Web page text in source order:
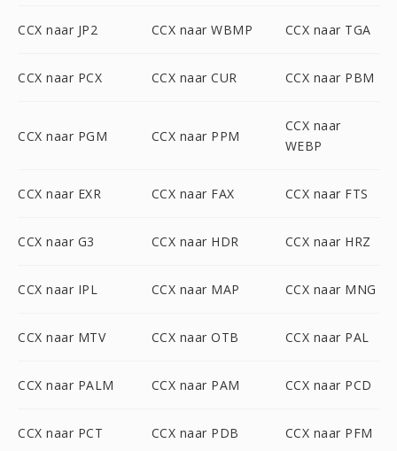
CCX naar JP2 CCX naar WBMP CCX naar TGA
CCX naar PCX CCX naar CUR CCX naar PBM
CCX naar PGM CCX naar PPM
CCX naar
WEBP
CCX naar EXR CCX naar FAX CCX naar FTS
CCX naar G3 CCX naar HDR CCX naar HRZ
CCX naar IPL CCX naar MAP CCX naar MNG
CCX naar MTV CCX naar OTB CCX naar PAL
CCX naar PALM CCX naar PAM CCX naar PCD
CCX naar PCT CCX naar PDB CCX naar PFM